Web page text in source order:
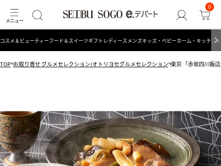
0
コスメ＆ビューティーフード＆スイーツギフト レディース メンズキッズ・ベビーホーム・キッチン
TOP お取り寄せ グルメセレクション/オトリヨセグルメセレクション 東京 「赤坂四川飯